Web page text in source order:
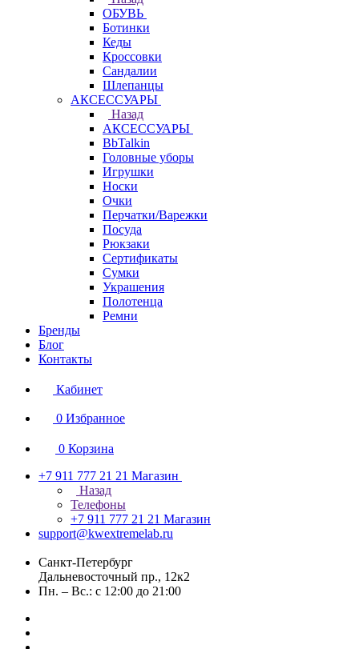
ОБУВЬ
Ботинки
Кеды
Кроссовки
Сандалии
Шлепанцы
АКСЕССУАРЫ
Назад
АКСЕССУАРЫ
BbTalkin
Головные уборы
Игрушки
Носки
Очки
Перчатки/Варежки
Посуда
Рюкзаки
Сертификаты
Сумки
Украшения
Полотенца
Ремни
Бренды
Блог
Контакты
Кабинет
0 Избранное
0 Корзина
+7 911 777 21 21 Магазин
Назад
Телефоны
+7 911 777 21 21 Магазин
support@kwextremelab.ru
Санкт-Петербург
Дальневосточный пр., 12к2
Пн. – Вс.: с 12:00 до 21:00